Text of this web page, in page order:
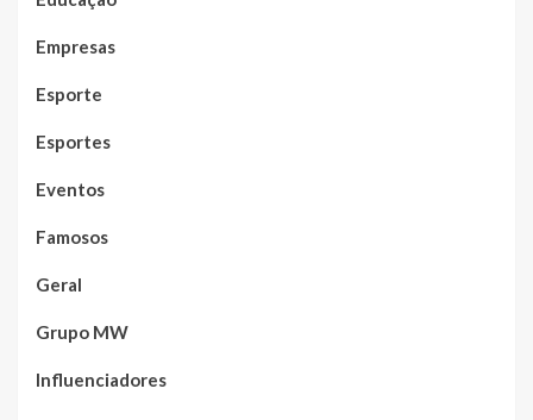
Empresas
Esporte
Esportes
Eventos
Famosos
Geral
Grupo MW
Influenciadores